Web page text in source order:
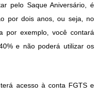
pelo Saque Aniversário, é
por dois anos, ou seja, no
por exemplo, você contará
e não poderá utilizar os
acesso à conta FGTS e